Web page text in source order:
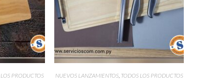
PRODUCTOS NUEVOS LANZAMIENTOS, TODOS LOS PRODUCTOS